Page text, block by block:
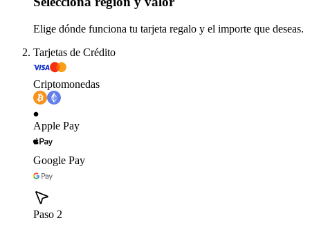
Elige dónde funciona tu tarjeta regalo y el importe que deseas.
Tarjetas de Crédito
Criptomonedas
Apple Pay
Google Pay
Paso 2